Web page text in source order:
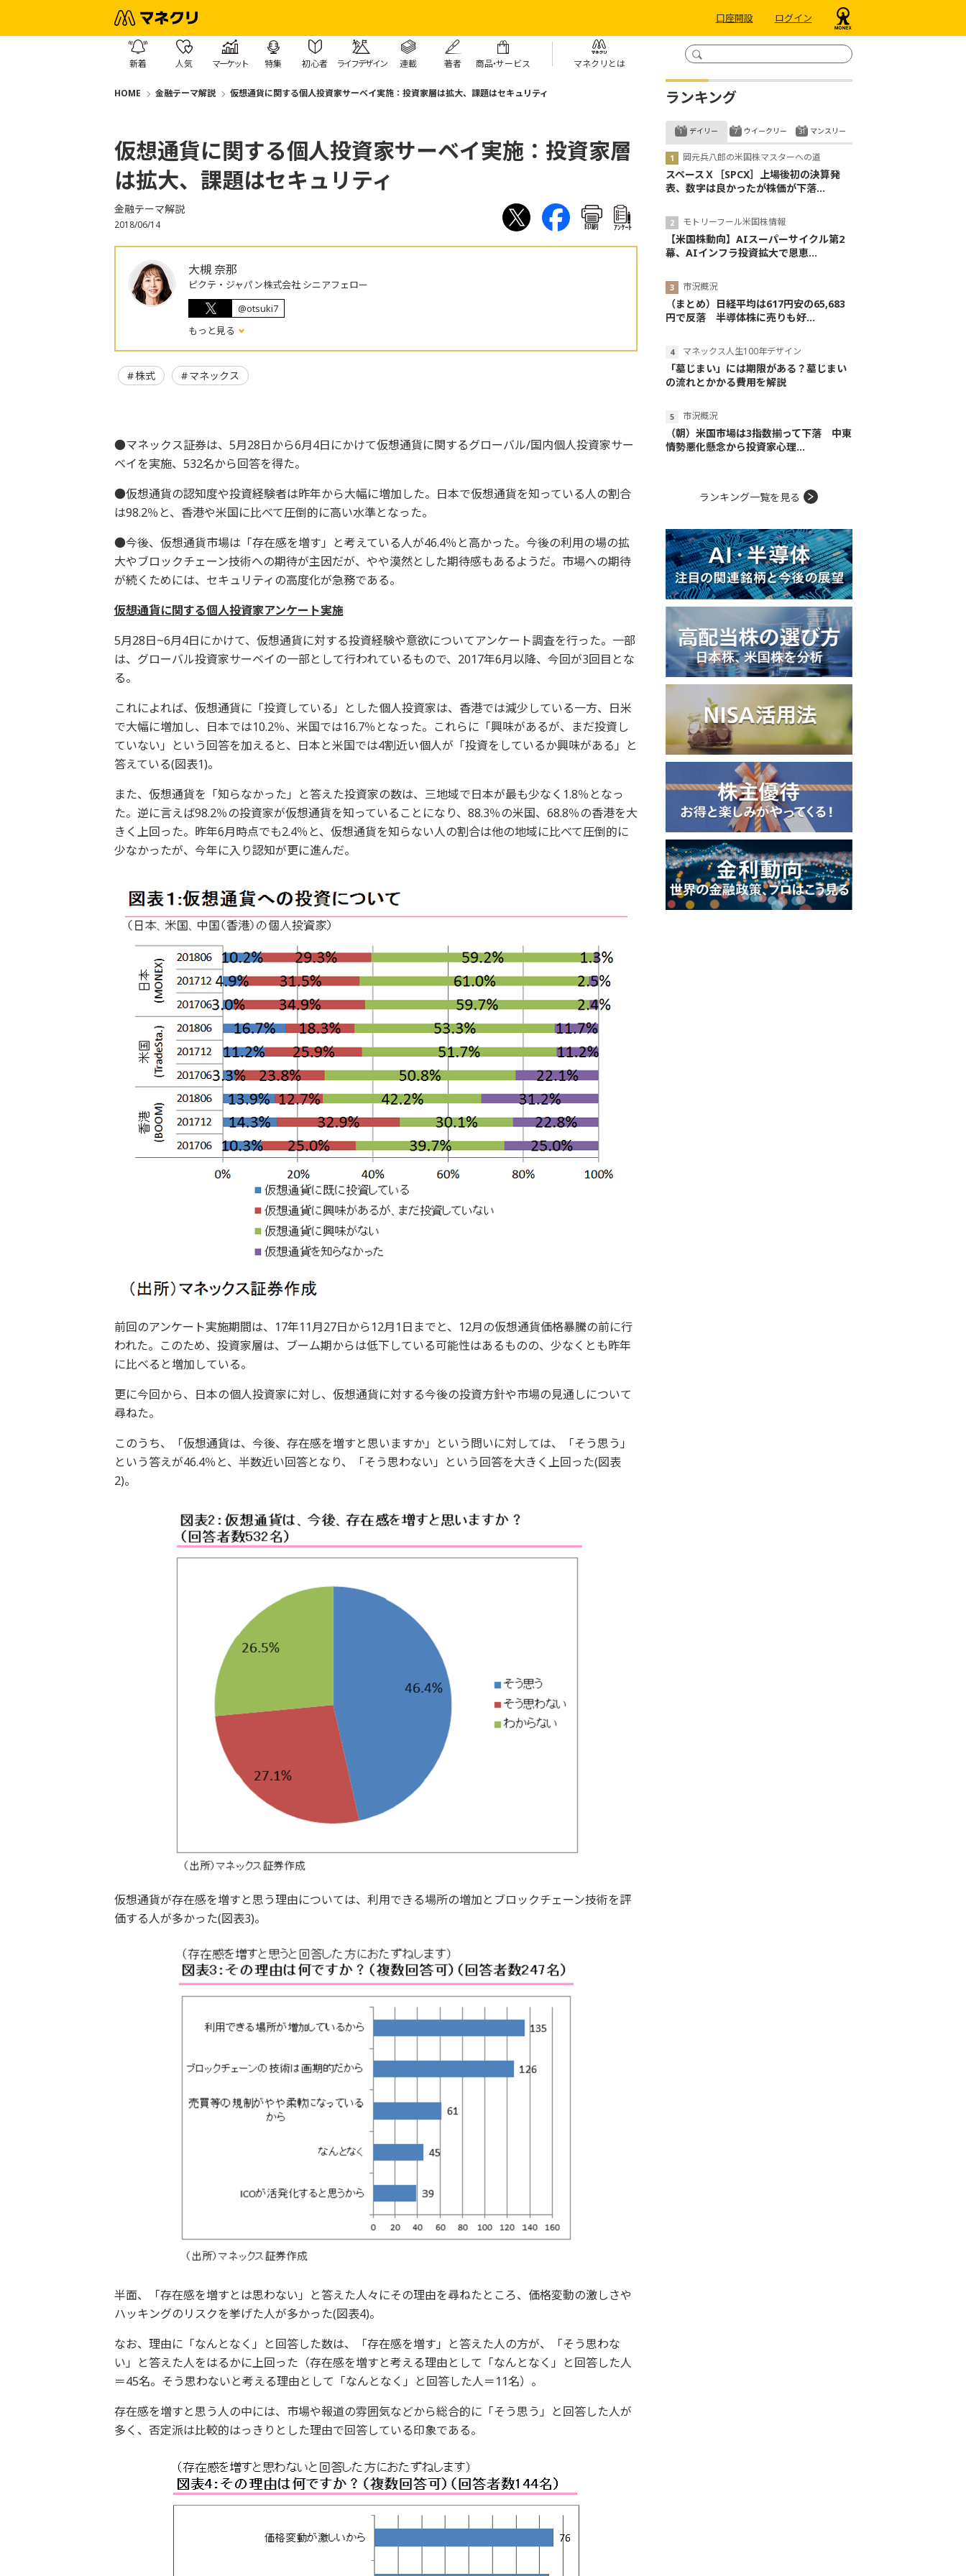
口座開設 ログイン
新着 人気 マーケット 特集 初心者 ライフデザイン 連載 著者 商品・サービス マネクリとは
HOME 金融テーマ解説 仮想通貨に関する個人投資家サーベイ実施：投資家層は拡大、課題はセキュリティ
仮想通貨に関する個人投資家サーベイ実施：投資家層
は拡大、課題はセキュリティ
金融テーマ解説
2018/06/14 印刷 ｱﾝｹｰﾄ
大槻 奈那
ピクテ・ジャパン株式会社 シニアフェロー
@otsuki7
もっと見る
株式 マネックス
●マネックス証券は、5月28日から6月4日にかけて仮想通貨に関するグローバル/国内個人投資家サー
ベイを実施、532名から回答を得た。
●仮想通貨の認知度や投資経験者は昨年から大幅に増加した。日本で仮想通貨を知っている人の割合
は98.2％と、香港や米国に比べて圧倒的に高い水準となった。
●今後、仮想通貨市場は「存在感を増す」と考えている人が46.4％と高かった。今後の利用の場の拡
大やブロックチェーン技術への期待が主因だが、やや漠然とした期待感もあるようだ。市場への期待
が続くためには、セキュリティの高度化が急務である。
仮想通貨に関する個人投資家アンケート実施
5月28日~6月4日にかけて、仮想通貨に対する投資経験や意欲についてアンケート調査を行った。一部
は、グローバル投資家サーベイの一部として行われているもので、2017年6月以降、今回が3回目とな
る。
これによれば、仮想通貨に「投資している」とした個人投資家は、香港では減少している一方、日米
で大幅に増加し、日本では10.2％、米国では16.7％となった。これらに「興味があるが、まだ投資し
ていない」という回答を加えると、日本と米国では4割近い個人が「投資をしているか興味がある」と
答えている(図表1)。
また、仮想通貨を「知らなかった」と答えた投資家の数は、三地域で日本が最も少なく1.8％となっ
た。逆に言えば98.2％の投資家が仮想通貨を知っていることになり、88.3％の米国、68.8％の香港を大
きく上回った。昨年6月時点でも2.4％と、仮想通貨を知らない人の割合は他の地域に比べて圧倒的に
少なかったが、今年に入り認知が更に進んだ。
前回のアンケート実施期間は、17年11月27日から12月1日までと、12月の仮想通貨価格暴騰の前に行
われた。このため、投資家層は、ブーム期からは低下している可能性はあるものの、少なくとも昨年
に比べると増加している。
更に今回から、日本の個人投資家に対し、仮想通貨に対する今後の投資方針や市場の見通しについて
尋ねた。
このうち、「仮想通貨は、今後、存在感を増すと思いますか」という問いに対しては、「そう思う」
という答えが46.4％と、半数近い回答となり、「そう思わない」という回答を大きく上回った(図表
2)。
仮想通貨が存在感を増すと思う理由については、利用できる場所の増加とブロックチェーン技術を評
価する人が多かった(図表3)。
半面、「存在感を増すとは思わない」と答えた人々にその理由を尋ねたところ、価格変動の激しさや
ハッキングのリスクを挙げた人が多かった(図表4)。
なお、理由に「なんとなく」と回答した数は、「存在感を増す」と答えた人の方が、「そう思わな
い」と答えた人をはるかに上回った（存在感を増すと考える理由として「なんとなく」と回答した人
＝45名。そう思わないと考える理由として「なんとなく」と回答した人＝11名）。
存在感を増すと思う人の中には、市場や報道の雰囲気などから総合的に「そう思う」と回答した人が
多く、否定派は比較的はっきりとした理由で回答している印象である。
ランキング
デイリー
岡元兵八郎の米国株マスターへの道
スペースＸ［SPCX］上場後初の決算発
表、数字は良かったが株価が下落...
モトリーフール米国株情報
【米国株動向】AIスーパーサイクル第2
幕、AIインフラ投資拡大で恩恵...
市況概況
（まとめ）日経平均は617円安の65,683
円で反落 半導体株に売りも好...
マネックス人生100年デザイン
「墓じまい」には期限がある？墓じまい
の流れとかかる費用を解説
市況概況
（朝）米国市場は3指数揃って下落 中東
情勢悪化懸念から投資家心理...
ウイークリー マンスリー
ランキング一覧を見る